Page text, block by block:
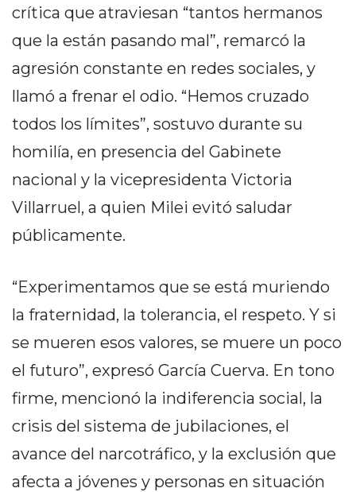
WHATSAPP: LA GUÍA
RESTAURANTES Y
DELIVERIES
CÓMO ORGANIZAR LOS
PEDIDOS DE DELIVERY
POR WHATSAPP SIN QUE
SE TE PIERDA NINGUNO
AYUDA
TÉRMINOS
CONDICIONES
POLÍTICAS
DE
PRIVACIDAD
crítica que atraviesan “tantos hermanos
que la están pasando mal”, remarcó la
agresión constante en redes sociales, y
llamó a frenar el odio. “Hemos cruzado
todos los límites”, sostuvo durante su
homilía, en presencia del Gabinete
nacional y la vicepresidenta Victoria
Villarruel, a quien Milei evitó saludar
públicamente.
“Experimentamos que se está muriendo
la fraternidad, la tolerancia, el respeto. Y si
se mueren esos valores, se muere un poco
el futuro”, expresó García Cuerva. En tono
firme, mencionó la indiferencia social, la
crisis del sistema de jubilaciones, el
avance del narcotráfico, y la exclusión que
afecta a jóvenes y personas en situación